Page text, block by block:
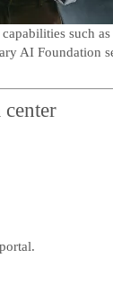
such
AI Foundation